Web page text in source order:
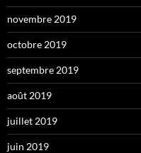
novembre 2019
octobre 2019
septembre 2019
août 2019
juillet 2019
juin 2019